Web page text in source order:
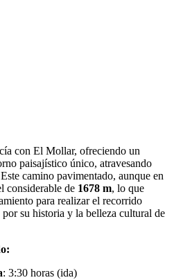
con El Mollar, ofreciendo un
paisajístico único, atravesando
camino pavimentado, aunque en
considerable de 1678 m, lo que
para realizar el recorrido
su historia y la belleza cultural de
: 3:30 horas (ida)